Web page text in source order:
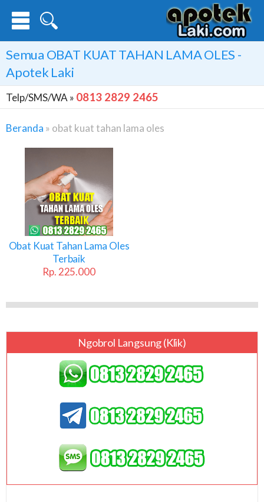
Semua OBAT KUAT TAHAN LAMA OLES -
Apotek Laki
Telp/SMS/WA » 0813 2829 2465
Beranda » obat kuat tahan lama oles
Tahan
Lama
Oles
Obat Kuat Tahan Lama Oles
Terbaik
Rp. 225.000
Ngobrol Langsung (klik)